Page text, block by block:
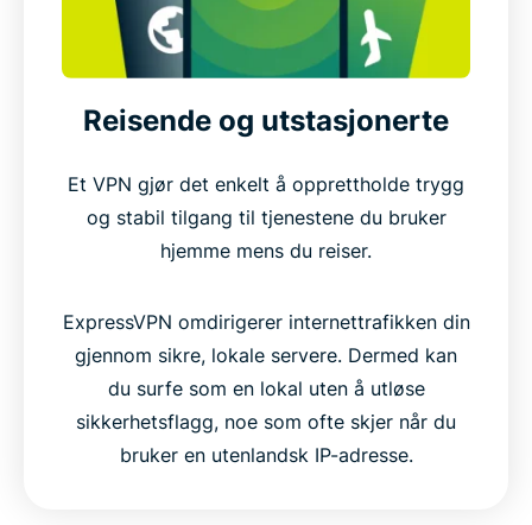
Reisende og utstasjonerte
Et VPN gjør det enkelt å opprettholde trygg
og stabil tilgang til tjenestene du bruker
hjemme mens du reiser.
ExpressVPN omdirigerer internettrafikken din
gjennom sikre, lokale servere. Dermed kan
du surfe som en lokal uten å utløse
sikkerhetsflagg, noe som ofte skjer når du
bruker en utenlandsk IP-adresse.